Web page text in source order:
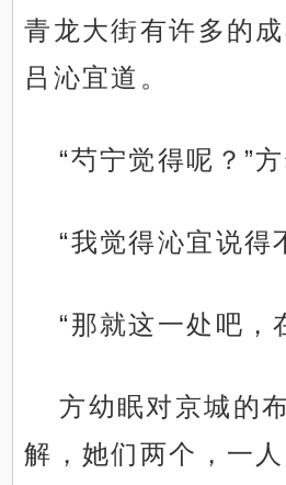
青龙大街有许多的
吕沁宜道。
“芍宁觉得呢？”方
“我觉得沁宜说得
“那就这一处吧，
方幼眠对京城的
解，她们两个，一人